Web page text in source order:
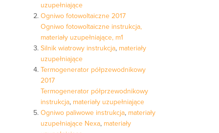
uzupełniające
Ogniwo fotowoltaiczne 2017
Ogniwo fotowoltaiczne instrukcja,
materiały uzupełniające, m1
Silnik wiatrowy instrukcja, materiały
uzupełniające
Termogenerator półpzewodnikowy
2017
Termogenerator półprzewodnikowy
instrukcja, materiały uzupełniające
Ogniwo paliwowe instrukcja, materiały
uzupełniające Nexa, materiały